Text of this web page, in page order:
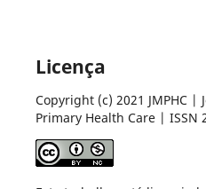
Licença
Copyright (c) 2021 JMPHC
Primary Health Care | ISSN